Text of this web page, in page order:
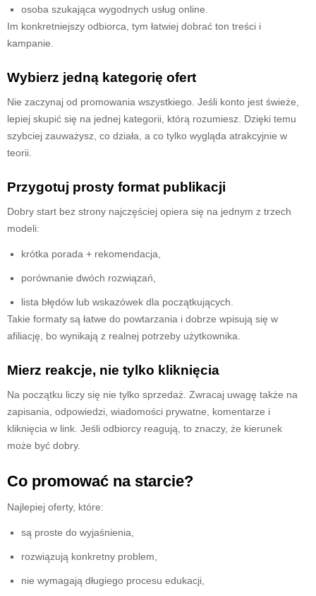
osoba szukająca wygodnych usług online.
Im konkretniejszy odbiorca, tym łatwiej dobrać ton treści i
kampanie.
Wybierz jedną kategorię ofert
Nie zaczynaj od promowania wszystkiego. Jeśli konto jest świeże,
lepiej skupić się na jednej kategorii, którą rozumiesz. Dzięki temu
szybciej zauważysz, co działa, a co tylko wygląda atrakcyjnie w
teorii.
Przygotuj prosty format publikacji
Dobry start bez strony najczęściej opiera się na jednym z trzech
modeli:
krótka porada + rekomendacja,
porównanie dwóch rozwiązań,
lista błędów lub wskazówek dla początkujących.
Takie formaty są łatwe do powtarzania i dobrze wpisują się w
afiliację, bo wynikają z realnej potrzeby użytkownika.
Mierz reakcje, nie tylko kliknięcia
Na początku liczy się nie tylko sprzedaż. Zwracaj uwagę także na
zapisania, odpowiedzi, wiadomości prywatne, komentarze i
kliknięcia w link. Jeśli odbiorcy reagują, to znaczy, że kierunek
może być dobry.
Co promować na starcie?
Najlepiej oferty, które:
są proste do wyjaśnienia,
rozwiązują konkretny problem,
nie wymagają długiego procesu edukacji,